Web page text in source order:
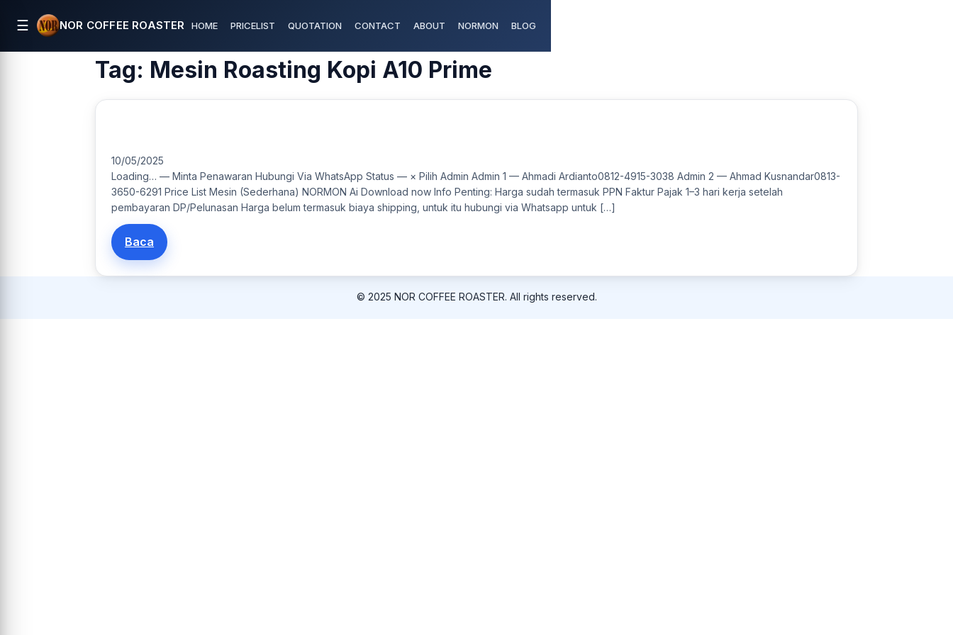
☰ NOR COFFEE ROASTER HOME PRICELIST QUOTATION CONTACT ABOUT NORMON BLOG
Tag: Mesin Roasting Kopi A10 Prime
10/05/2025
Loading… — Minta Penawaran Hubungi Via WhatsApp Status — × Pilih Admin Admin 1 — Ahmadi Ardianto0812-4915-3038 Admin 2 — Ahmad Kusnandar0813-
3650-6291 Price List Mesin (Sederhana) NORMON Ai Download now Info Penting: Harga sudah termasuk PPN Faktur Pajak 1–3 hari kerja setelah
pembayaran DP/Pelunasan Harga belum termasuk biaya shipping, untuk itu hubungi via Whatsapp untuk […]
Baca
© 2025 NOR COFFEE ROASTER. All rights reserved.